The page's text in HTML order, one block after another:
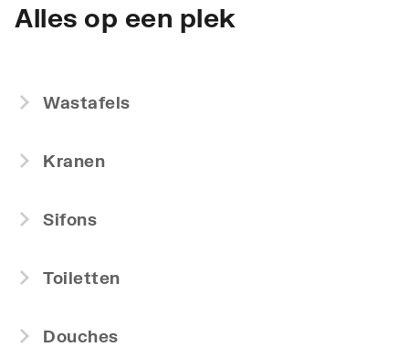
Alles op een plek
Wastafels
Kranen
Sifons
Toiletten
Douches